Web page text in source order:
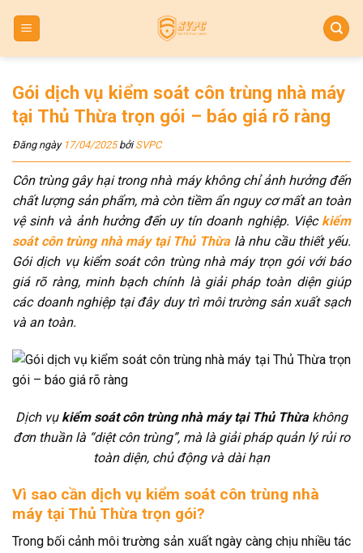
Gói dịch vụ kiểm soát côn trùng nhà máy
tại Thủ Thừa trọn gói – báo giá rõ ràng
Đăng ngày 17/04/2025bởiSVPC
Côn trùng gây hại trong nhà máy không chỉ ảnh hưởng đến
chất lượng sản phẩm, mà còn tiềm ẩn nguy cơ mất an toàn
vệ sinh và ảnh hưởng đến uy tín doanh nghiệp. Việc kiểm
soát côn trùng nhà máy tại Thủ Thừalà nhu cầu thiết yếu.
Gói dịch vụ kiểm soát côn trùng nhà máy trọn gói với báo
giá rõ ràng, minh bạch chính là giải pháp toàn diện giúp
các doanh nghiệp tại đây duy trì môi trường sản xuất sạch
và an toàn.
Dịch vụ kiểm soát côn trùng nhà máy tại Thủ Thừakhông
đơn thuần là “diệt côn trùng”, mà là giải pháp quản lý rủi ro
toàn diện, chủ động và dài hạn
Vì sao cần dịch vụ kiểm soát côn trùng nhà
máy tại Thủ Thừa trọn gói?
Trong bối cảnh môi trường sản xuất ngày càng chịu nhiều tác